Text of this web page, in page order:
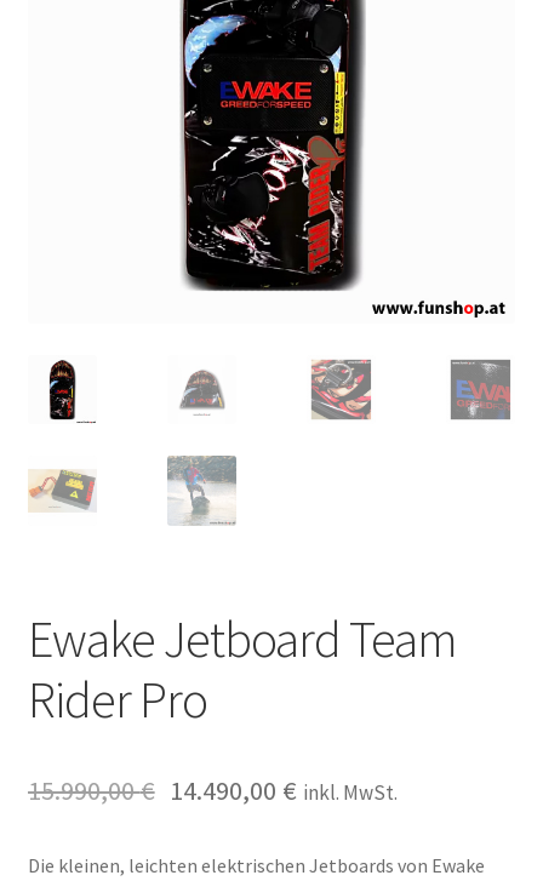
Ewake Jetboard Team
Rider Pro
15.990,00€ 14.490,00 € inkl. MwSt.
Die kleinen, leichten elektrischen Jetboards von Ewake